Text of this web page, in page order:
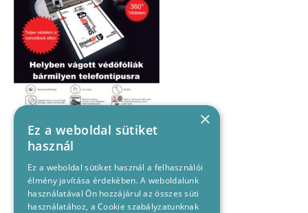
×
Ez a weboldal sütiket
használ
Ez a weboldal sütiket használ a felhasználói
élmény javítása érdekében. A weboldalunk
használatával Ön hozzájárul az összes süti
használatához, a Cookie szabályzatunknak